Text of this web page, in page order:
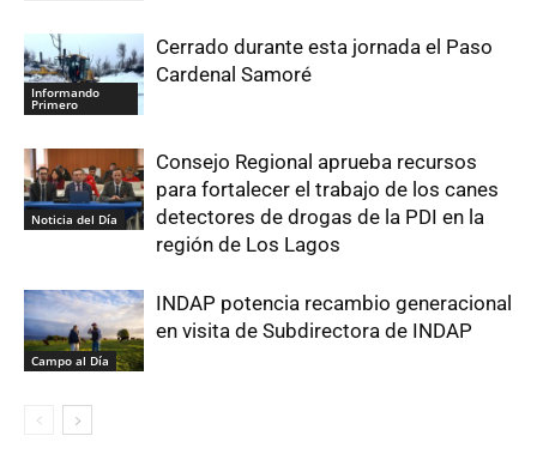
Informando
Primero
Cerrado durante esta jornada el Paso
Cardenal Samoré
Noticia del Día
Consejo Regional aprueba recursos
para fortalecer el trabajo de los canes
detectores de drogas de la PDI en la
región de Los Lagos
Campo al Día
INDAP potencia recambio generacional
en visita de Subdirectora de INDAP